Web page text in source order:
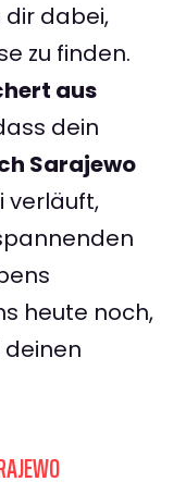
dir dabei,
zu finden.
aus
dein
Sarajewo
verläuft,
heute noch,